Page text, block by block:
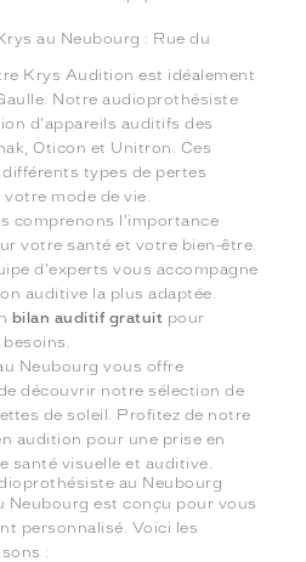
au Neubourg : Rue du
Krys Audition est idéalement
Notre audioprothésiste
d'appareils auditifs des
Oticon et Unitron. Ces
types de pertes
mode de vie.
comprenons l'importance
votre santé et votre bien-être.
d'experts vous accompagne
auditive la plus adaptée.
bilan auditif gratuit pour
Neubourg vous offre
découvrir notre sélection de
de soleil. Profitez de notre
audition pour une prise en
santé visuelle et auditive.
au Neubourg
Neubourg est conçu pour vous
personnalisé. Voici les
: